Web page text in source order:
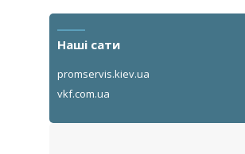
Наші сати
promservis.kiev.ua
vkf.com.ua